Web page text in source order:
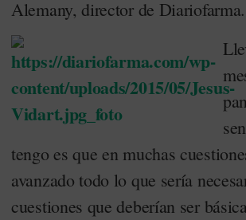
Alemany, director de Diariofarma.
tengo es que en muchas
avanzado todo lo que sería
cuestiones que deberían ser